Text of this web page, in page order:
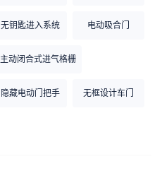
无钥匙进入系统 电动吸合门
主动闭合式进气格栅
隐藏电动门把手 无框设计车门